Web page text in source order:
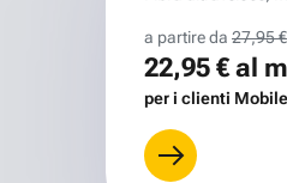
a partire da 27,95 €
22,95 €al
per i clienti